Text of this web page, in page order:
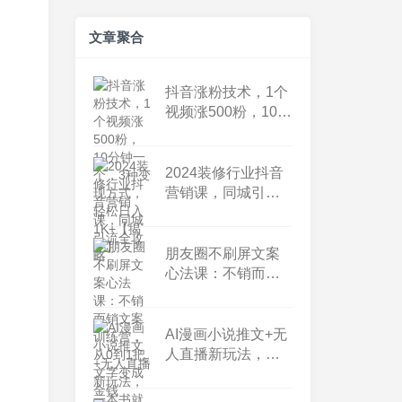
文章聚合
抖音涨粉技术，1个
视频涨500粉，10分
【揭秘】
2024装修行业抖音
营销课，同城引流
朋友圈不刷屏文案
心法课：不销而销
AI漫画小说推文+无
人直播新玩法，一